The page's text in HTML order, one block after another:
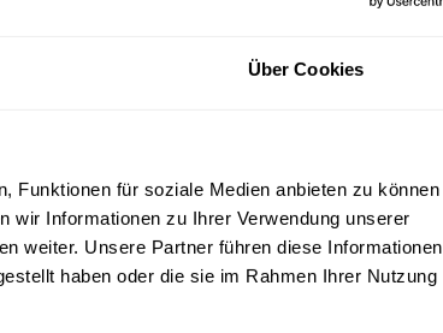
Über Cookies
Funktionen für soziale Medien anbieten zu können
wir Informationen zu Ihrer Verwendung unserer
weiter. Unsere Partner führen diese Informationen
haben oder die sie im Rahmen Ihrer Nutzung